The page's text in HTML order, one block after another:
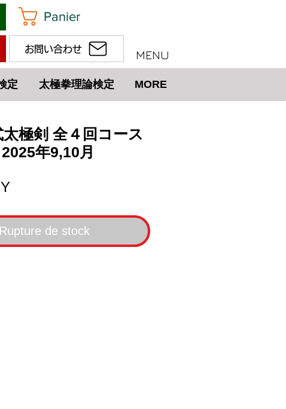
Panier
お問い合わせ MENU
定 太極拳理論検定 MORE
極剣 全４回コース
2025年9,10月
Prix
Rupture de stock